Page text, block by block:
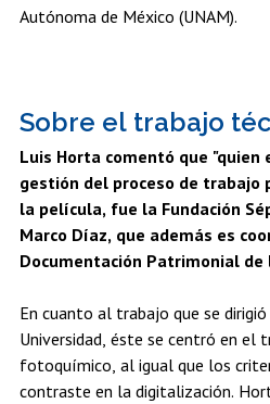
Autónoma de México (UNAM).
Sobre el trabajo
Luis Horta comentó que "quien
gestión del proceso de trabajo
la película, fue la Fundación
Marco Díaz, que además es
Documentación Patrimonial de
En cuanto al trabajo que se
Universidad, éste se centró en
fotoquímico, al igual que los
contraste en la digitalización.